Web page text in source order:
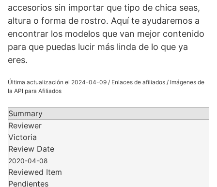
accesorios sin importar que tipo de chica seas,
altura o forma de rostro. Aquí te ayudaremos a
encontrar los modelos que van mejor contenido
para que puedas lucir más linda de lo que ya
eres.
Última actualización el 2024-04-09 / Enlaces de afiliados / Imágenes de
la API para Afiliados
Summary
Reviewer
Victoria
Review Date
2020-04-08
Reviewed Item
Pendientes